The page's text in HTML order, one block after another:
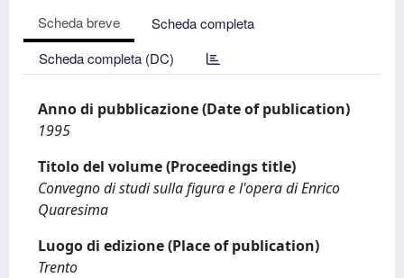
Scheda breve
Scheda completa
Scheda completa (DC)
Anno di pubblicazione (Date of publication)
1995
Titolo del volume (Proceedings title)
Convegno di studi sulla figura e l'opera di Enrico
Quaresima
Luogo di edizione (Place of publication)
Trento